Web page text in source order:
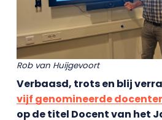
Rob van Huijgevoort
Verbaasd, trots en blij
vijf genomineerde
op de titel Docent van het